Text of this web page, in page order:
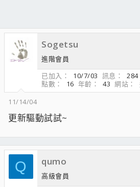
Sogetsu
進階會員
已加入
10/7/03 訊息 284
點數
16 年齡 43 網站
11/14/04
更新驅動試試~
Q qumo
高級會員